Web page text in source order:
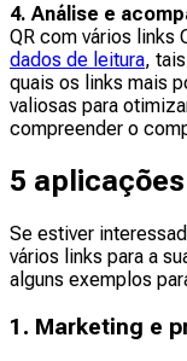
4. Análise e
QR com vários links
dados de leitura,
quais os links mais
valiosas para
compreender o
5
Se estiver
vários links para a
alguns exemplos
1. Marketing e